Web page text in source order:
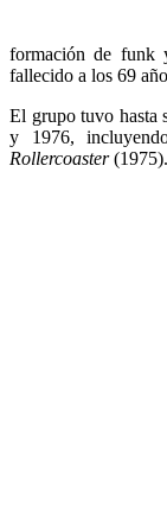
formación de
fallecido a los 69
El grupo tuvo hasta
y 1976,
Rollercoaster(1975).